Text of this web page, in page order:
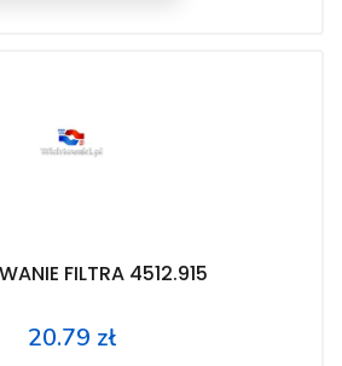
FILTRA 4512.915
Price
20.79 zł